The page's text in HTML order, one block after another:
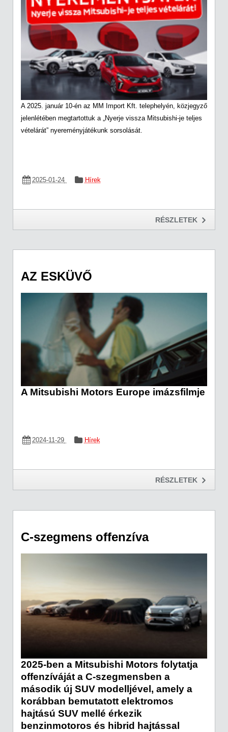
A 2025. január 10-én az MM Import Kft. telephelyén, közjegyző
jelenlétében megtartottuk a „Nyerje vissza Mitsubishi-je teljes
vételárát” nyereményjátékunk sorsolását.
2025-01-24 Hírek
RÉSZLETEK
AZ ESKÜVŐ
A Mitsubishi Motors Europe imázsfilmje
2024-11-29 Hírek
RÉSZLETEK
C-szegmens offenzíva
2025-ben a Mitsubishi Motors folytatja
offenzíváját a C-szegmensben a
második új SUV modelljével, amely a
korábban bemutatott elektromos
hajtású SUV mellé érkezik
benzinmotoros és hibrid hajtással